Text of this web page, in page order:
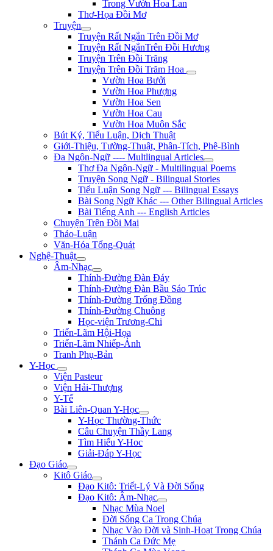
Trong Vườn Hoa Lan
Thơ-Họa Đồi Mơ
Truyện
Truyện Rất Ngắn Trên Đồi Mơ
Truyện Rất NgắnTrên Đồi Hương
Truyện Trên Đồi Trăng
Truyện Trên Đồi Trăm Hoa
Vườn Hoa Bưởi
Vườn Hoa Phượng
Vườn Hoa Sen
Vườn Hoa Cau
Vườn Hoa Muôn Sắc
Bút Ký, Tiểu Luận, Dịch Thuật
Giới-Thiệu, Tường-Thuật, Phân-Tích, Phê-Bình
Đa Ngôn-Ngữ ---- Multlingual Articles
Thơ Đa Ngôn-Ngữ - Multilingual Poems
Truyện Song Ngữ - Bilingual Stories
Tiểu Luận Song Ngữ --- Bilingual Essays
Bài Song Ngữ Khác --- Other Bilingual Articles
Bài Tiếng Anh --- English Articles
Chuyện Trên Đồi Mai
Thảo-Luận
Văn-Hóa Tổng-Quát
Nghệ-Thuật
Âm-Nhạc
Thính-Đường Đàn Đáy
Thính-Đường Đàn Bầu Sáo Trúc
Thính-Đường Trống Đồng
Thính-Đường Chuông
Học-viện Trương-Chi
Triển-Lãm Hội-Họa
Triển-Lãm Nhiếp-Ảnh
Tranh Phụ-Bản
Y-Học
Viện Pasteur
Viện Hải-Thượng
Y-Tế
Bài Liên-Quan Y-Học
Y-Học Thường-Thức
Câu Chuyện Thầy Lang
Tìm Hiểu Y-Hoc
Giải-Đáp Y-Học
Đạo Giáo
Kitô Giáo
Đạo Kitô: Triết-Lý Và Đời Sống
Đạo Kitô: Âm-Nhạc
Nhạc Mùa Noel
Đời Sống Ca Trong Chúa
Nhạc Vào Đời và Sinh-Hoạt Trong Chúa
Thánh Ca Đức Mẹ